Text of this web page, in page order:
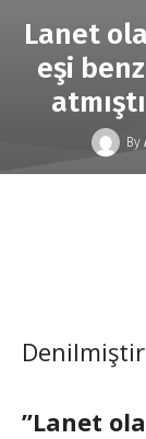
Lanet
eşi
By
”Lanet